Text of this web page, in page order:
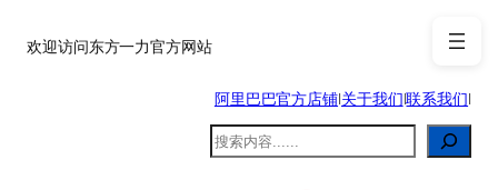
至欢迎访问东方一力官方网站
阿里巴巴官方店铺|关于我们|联系我们|
搜
索